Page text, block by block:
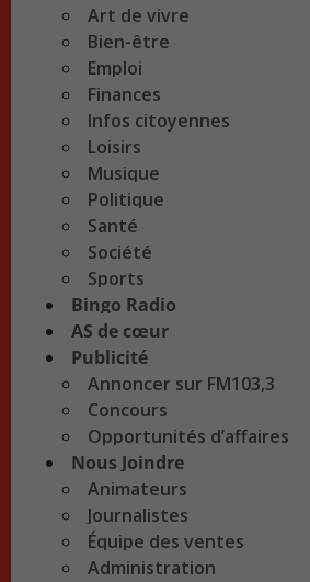
Art de vivre
Bien-être
Emploi
Finances
Infos citoyennes
Loisirs
Musique
Politique
Santé
Société
Sports
Bingo Radio
AS de cœur
Publicité
Annoncer sur FM103,3
Concours
Opportunités d’affaires
Nous Joindre
Animateurs
Journalistes
Équipe des ventes
Administration